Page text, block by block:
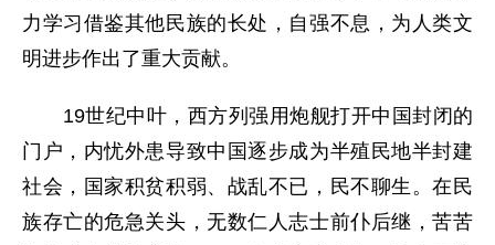
力学习借鉴其他民族的长处，自强不息，为人类文
明进步作出了重大贡献。
19世纪中叶，西方列强用炮舰打开中国封闭的
门户，内忧外患导致中国逐步成为半殖民地半封建
社会，国家积贫积弱、战乱不已，民不聊生。在民
族存亡的危急关头，无数仁人志士前仆后继，苦苦